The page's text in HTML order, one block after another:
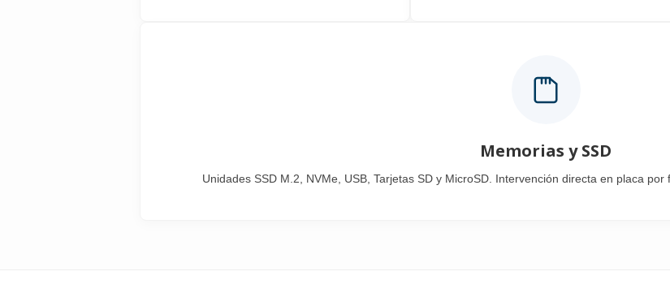
Memorias y SSD
Unidades SSD M.2, NVMe, USB, Tarjetas SD y MicroSD. Intervención directa en placa